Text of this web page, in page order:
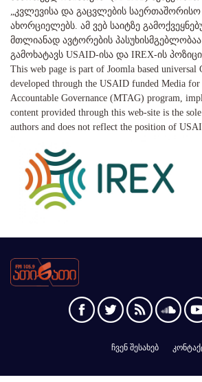
„კვლევისა და გაცვლების საერთაშორისო
ახორციელებს. ამ ვებ საიტზე
მთლიანად ავტორების
გამოხატავს USAID-ისა და IREX-ის
This web page is part of Joomla based universal
developed through the USAID funded Media for
Accountable Governance (MTAG) program,
content provided through this web-site is the
authors and does not reflect the position of
ჩვენ შესახებ